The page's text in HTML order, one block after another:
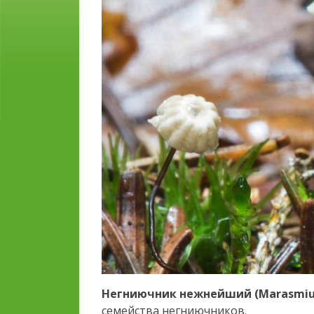
Негниючник нежнейший
семейства негниючников.